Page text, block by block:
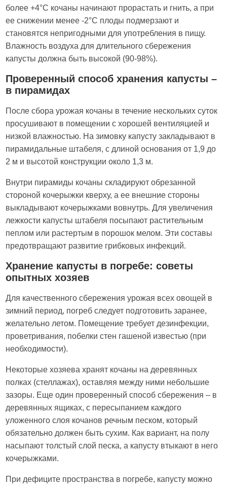
более +4°С кочаны начинают прорастать и гнить, а при
ее снижении менее -2°С плоды подмерзают и
становятся непригодными для употребления в пищу.
Влажность воздуха для длительного сбережения
капусты должна быть высокой (90-98%).
Проверенный способ хранения капусты –
в пирамидах
После сбора урожая кочаны в течение нескольких суток
просушивают в помещении с хорошей вентиляцией и
низкой влажностью. На зимовку капусту закладывают в
пирамидальные штабеля, с длиной основания от 1,9 до
2 м и высотой конструкции около 1,3 м.
Внутри пирамиды кочаны складируют обрезанной
стороной кочерыжки кверху, а ее внешние стороны
выкладывают кочерыжками вовнутрь. Для увеличения
лежкости капусты штабеля посыпают растительным
пеплом или растертым в порошок мелом. Эти составы
предотвращают развитие грибковых инфекций.
Хранение капусты в погребе: советы
опытных хозяев
Для качественного сбережения урожая всех овощей в
зимний период, погреб следует подготовить заранее,
желательно летом. Помещение требует дезинфекции,
проветривания, побелки стен гашеной известью (при
необходимости).
Некоторые хозяева хранят кочаны на деревянных
полках (стеллажах), оставляя между ними небольшие
зазоры. Еще один проверенный способ сбережения – в
деревянных ящиках, с пересыпанием каждого
уложенного слоя кочанов речным песком, который
обязательно должен быть сухим. Как вариант, на полу
насыпают толстый слой песка, а капусту втыкают в него
кочерыжками.
При дефиците пространства в погребе, капусту можно